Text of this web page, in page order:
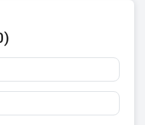
non sono consentiti.